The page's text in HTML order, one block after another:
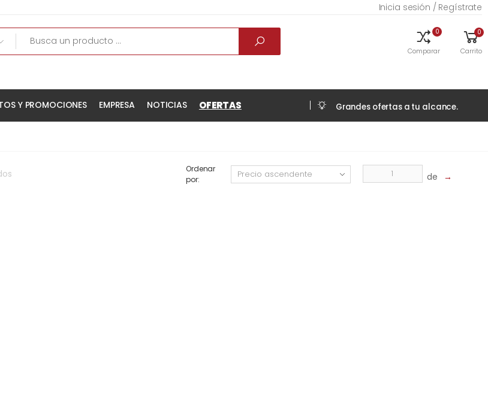
Inicia sesión / Regístrate
0
Comparar
0
Carrito
Y PROMOCIONES EMPRESA NOTICIAS OFERTAS Grandes ofertas a tu alcance.
Ordenar
por:
de →